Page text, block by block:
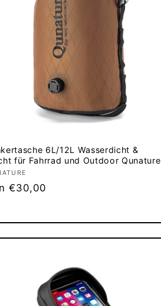
6L/12L Wasserdicht &
für Fahrrad und Outdoor Qunature
€30,00